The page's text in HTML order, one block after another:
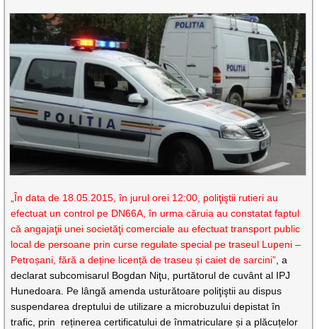
„În data de 18.05.2015, în jurul orei 12:00, poliţiştii rutieri au
efectuat un control pe DN66A, în urma căruia au constatat faptul
că angajaţii unei societăţi comerciale au efectuat transport public
local de persoane prin curse regulate special pe traseul Lupeni –
Petroșani, fără a deține licență de traseu și caiet de sarcini”, a
declarat subcomisarul Bogdan Niţu, purtătorul de cuvânt al IPJ
Hunedoara. Pe lângă amenda usturătoare poliţiştii au dispus
suspendarea dreptului de utilizare a microbuzului depistat în
trafic, prin reținerea certificatului de înmatriculare și a plăcuțelor